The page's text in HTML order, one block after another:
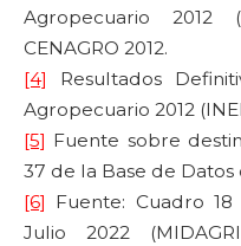
Agropecuario 2012
CENAGRO 2012.
[4]
Resultados
Agropecuario 2012
[5] Fuente sobre
37 de la Base de Datos
[6] Fuente: Cuadro
Julio 2022